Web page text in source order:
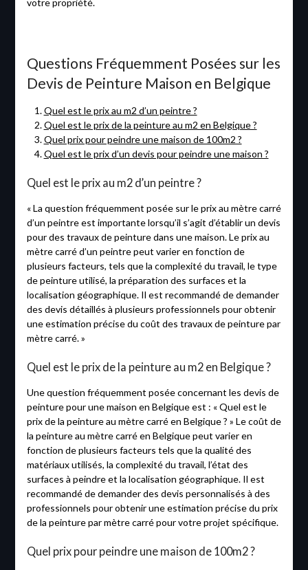
votre propriété.
Questions Fréquemment Posées sur les
Devis de Peinture Maison en Belgique
Quel est le prix au m2 d’un peintre ?
Quel est le prix de la peinture au m2 en Belgique ?
Quel prix pour peindre une maison de 100m2 ?
Quel est le prix d’un devis pour peindre une maison ?
Quel est le prix au m2 d’un peintre ?
« La question fréquemment posée sur le prix au mètre carré
d’un peintre est importante lorsqu’il s’agit d’établir un devis
pour des travaux de peinture dans une maison. Le prix au
mètre carré d’un peintre peut varier en fonction de
plusieurs facteurs, tels que la complexité du travail, le type
de peinture utilisé, la préparation des surfaces et la
localisation géographique. Il est recommandé de demander
des devis détaillés à plusieurs professionnels pour obtenir
une estimation précise du coût des travaux de peinture par
mètre carré. »
Quel est le prix de la peinture au m2 en Belgique ?
Une question fréquemment posée concernant les devis de
peinture pour une maison en Belgique est : « Quel est le
prix de la peinture au mètre carré en Belgique ? » Le coût de
la peinture au mètre carré en Belgique peut varier en
fonction de plusieurs facteurs tels que la qualité des
matériaux utilisés, la complexité du travail, l’état des
surfaces à peindre et la localisation géographique. Il est
recommandé de demander des devis personnalisés à des
professionnels pour obtenir une estimation précise du prix
de la peinture par mètre carré pour votre projet spécifique.
Quel prix pour peindre une maison de 100m2 ?